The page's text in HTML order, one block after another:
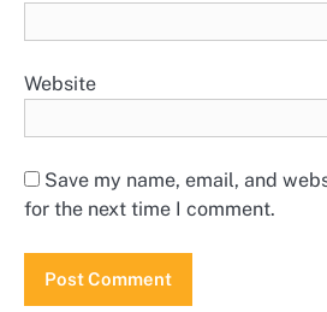
Website
Save my name, email, and
for the next time I comment.